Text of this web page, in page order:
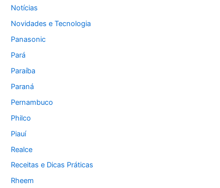
Notícias
Novidades e Tecnologia
Panasonic
Pará
Paraíba
Paraná
Pernambuco
Philco
Piauí
Realce
Receitas e Dicas Práticas
Rheem